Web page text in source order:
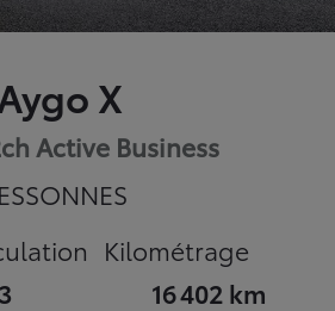
X
Active Business
Kilométrage
16 402 km